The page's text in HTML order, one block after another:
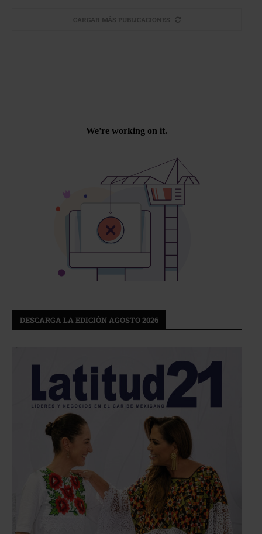
CARGAR MÁS PUBLICACIONES
DESCARGA LA EDICIÓN AGOSTO 2026